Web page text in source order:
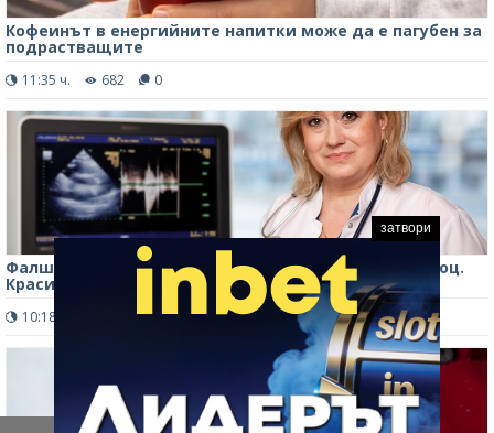
Кофеинът в енергийните напитки може да е пагубен за
подрастващите
11:35 ч. 682 0
Фалшив сайт публикува некролог на кардиолога доц.
Красимира Христова
10:18 ч. 0
затвори